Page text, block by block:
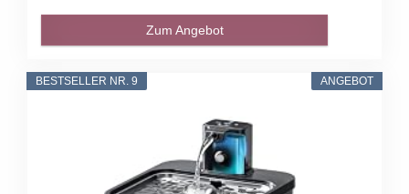
Zum Angebot
ANGEBOT
BESTSELLER NR. 9